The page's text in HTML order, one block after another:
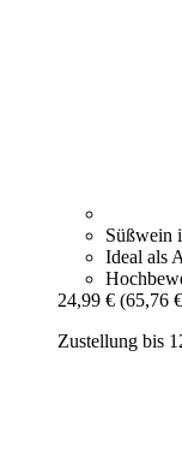
Süßwein
Ideal als
24,99 € (65,76
Zustellung bis